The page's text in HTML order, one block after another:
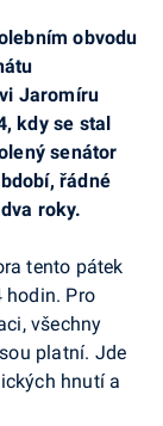
obvodu
Jaromíru
kdy se stal
senátor
řádné
roky.
tento pátek
hodin. Pro
všechny
platní. Jde
hnutí a